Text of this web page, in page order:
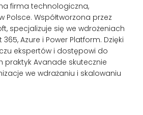
firma technologiczna,
Polsce. Współtworzona przez
specjalizuje się we wdrożeniach
Azure i Power Platform. Dzięki
ekspertów i dostępowi do
praktyk Avanade skutecznie
we wdrażaniu i skalowaniu